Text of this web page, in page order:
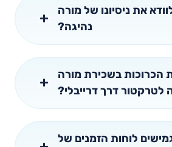
את ניסיונו של מורה
נהיגה?
הכרוכות בשכירת מורה
לטרקטור דרך דרייבלי?
לוחות הזמנים של